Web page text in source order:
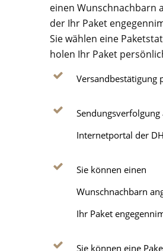
einen Wunschnachbarn
der Ihr Paket
Sie wählen eine
holen Ihr Paket
Versandbestätigung
Sendungsverfolgung
Internetportal der
Sie können einen
Wunschnachbarn
Ihr Paket
Sie können eine